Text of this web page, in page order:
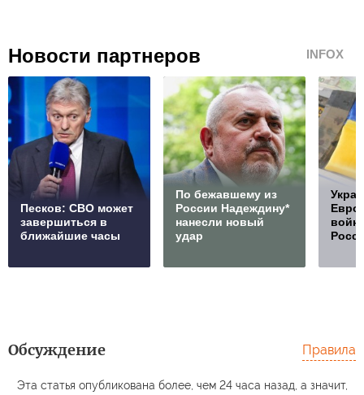
Новости партнеров INFOX
Песков: СВО может
завершиться в
ближайшие часы
По бежавшему из
России Надеждину*
нанесли новый
удар
Обсуждение Правила
Эта статья опубликована более, чем 24 часа назад, а значит,